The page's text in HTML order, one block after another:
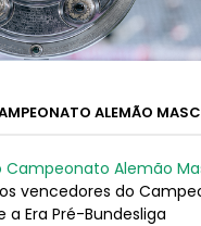
ALEMÃO
vencedores do
a Era Pré-Bundesliga